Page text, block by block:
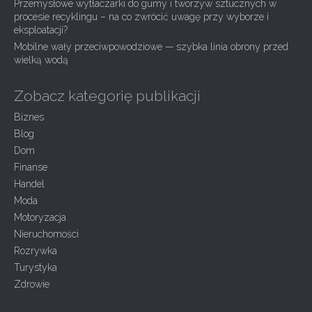
n
Przemysłowe wytłaczarki do gumy i tworzyw sztucznych w
procesie recyklingu – na co zwrócić uwagę przy wyborze i
eksploatacji?
Mobilne wały przeciwpowodziowe — szybka linia obrony przed
wielką wodą
Zobacz kategorię publikacji
Biznes
Blog
Dom
Finanse
Handel
Moda
Motoryzacja
Nieruchomości
Rozrywka
Turystyka
Zdrowie